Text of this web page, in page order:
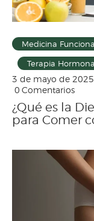
Medicina
Terapia
3 de mayo de 2025
0 Comentarios
¿Qué es la
para Comer